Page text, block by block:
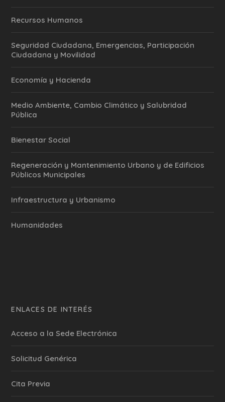
Recursos Humanos
Seguridad Ciudadana, Emergencias, Participación
Ciudadana y Movilidad
Economía y Hacienda
Medio Ambiente, Cambio Climático y Salubridad
Pública
Bienestar Social
Regeneración y Mantenimiento Urbano y de Edificios
Públicos Municipales
Infraestructura y Urbanismo
Humanidades
ENLACES DE INTERÉS
Acceso a la Sede Electrónica
Solicitud Genérica
Cita Previa